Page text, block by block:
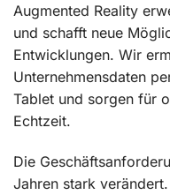
Augmented Reality
und schafft neue
Entwicklungen. Wir
Unternehmensdaten
Tablet und sorgen für
Echtzeit.
Die
Jahren stark